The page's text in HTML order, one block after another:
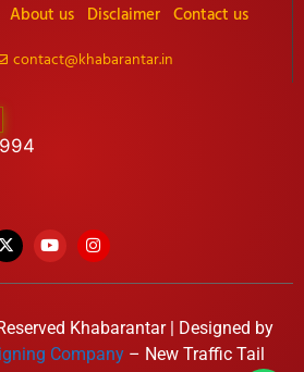
About us Disclaimer Contact us
contact@khabarantar.in
Khabarantar | Designed by
Company – New Traffic Tail